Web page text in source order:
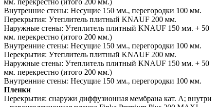
мм. перекрестно (итого 200 мм.)
Внутренние стены: Несущие 150 мм., перегородки 100 мм.
Перекрытия: Утеплитель плитный KNAUF 200 мм.
Наружные стены: Утеплитель плитный KNAUF 150 мм. + 50
мм. перекрестно (итого 200 мм.)
Внутренние стены: Несущие 150 мм., перегородки 100 мм.
Перекрытия: Утеплитель плитный KNAUF 200 мм.
Наружные стены: Утеплитель плитный KNAUF 150 мм. + 50
мм. перекрестно (итого 200 мм.)
Внутренние стены: Несущие 150 мм., перегородки 100 мм.
Пленки
Перекрытия: снаружи диффузионная мембрана кат. А; внутри